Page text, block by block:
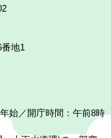
地1
始／開庁時間：午前8時